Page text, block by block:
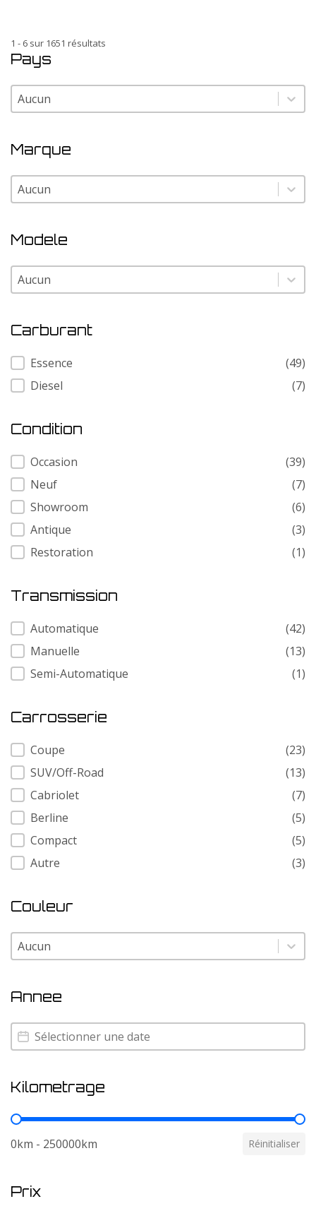
1 - 6 sur 1651 résultats
Pays
Pays
Pays
Marque
Marque
Marque
Modele
Modele
Modele
Carburant
Carburant
Essence
(49)
Diesel
(7)
Condition
Condition
Occasion
(39)
Neuf
(7)
Showroom
(6)
Antique
(3)
Restoration
(1)
Transmission
Transmission
Automatique
(42)
Manuelle
(13)
Semi-Automatique
(1)
Carrosserie
Carrosserie
Coupe
(23)
SUV/Off-Road
(13)
Cabriolet
(7)
Berline
(5)
Compact
(5)
Autre
(3)
Couleur
Couleur
Couleur
Annee
Annee
Annee
Kilometrage
Kilometrage
0km - 250000km Réinitialiser
Prix